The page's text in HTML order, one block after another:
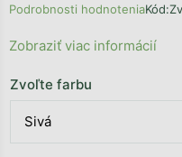
Podrobnosti hodnoteniaKód:
Zvoľte farbu
Zobraziť viac informácií